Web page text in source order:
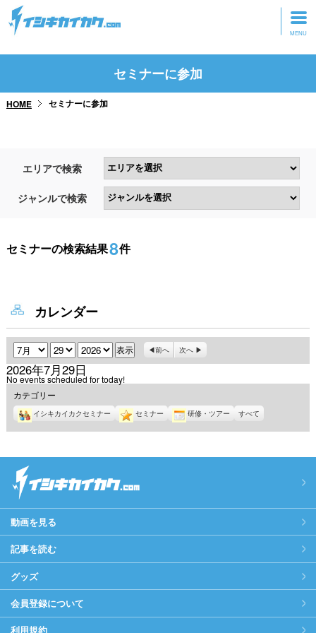
トップページ
研修・ツアーに参加
セミナーに参加
HOME セミナーに参加
エリアで検索
ジャンルで検索
セミナーの検索結果8件
カレンダー
月 日 年 前へ 次へ
2026年7月29日
No events scheduled for today!
カテゴリー
イシキカイカクセミナー セミナー 研修・ツアー すべて
動画を見る
記事を読む
グッズ
会員登録について